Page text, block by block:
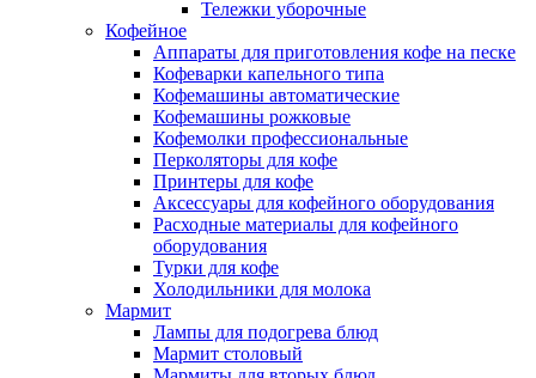
Тележки уборочные
Кофейное
Аппараты для приготовления кофе на песке
Кофеварки капельного типа
Кофемашины автоматические
Кофемашины рожковые
Кофемолки профессиональные
Перколяторы для кофе
Принтеры для кофе
Аксессуары для кофейного оборудования
Расходные материалы для кофейного
оборудования
Турки для кофе
Холодильники для молока
Мармит
Лампы для подогрева блюд
Мармит столовый